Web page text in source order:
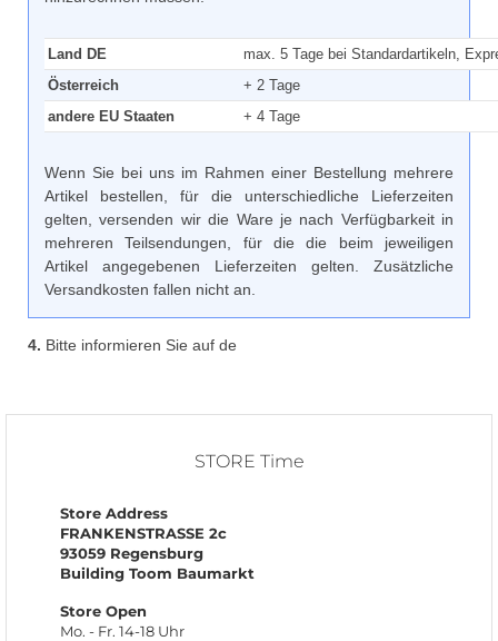
Land DE
max. 5 Tage bei Standardartikeln,
Österreich
+ 2 Tage
andere EU Staaten
+ 4 Tage
Wenn Sie bei uns im Rahmen einer Bestellung mehrere
Artikel bestellen, für die unterschiedliche Lieferzeiten
gelten, versenden wir die Ware je nach Verfügbarkeit in
mehreren Teilsendungen, für die die beim jeweiligen
Artikel angegebenen Lieferzeiten gelten. Zusätzliche
Versandkosten fallen nicht an.
4. Bitte informieren Sie auf de
STORE Time
Store Address
FRANKENSTRASSE 2c
93059 Regensburg
Building Toom Baumarkt
Store Open
Mo. - Fr. 14-18 Uhr